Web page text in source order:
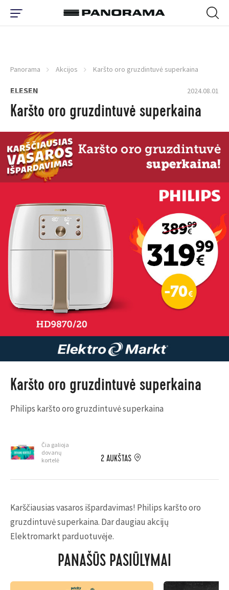
Panorama Akcijos Karšto oro gruzdintuvė superkaina
ELESEN 2024.08.01
Karšto oro gruzdintuvė superkaina
Karšto oro gruzdintuvė superkaina
Philips karšto oro gruzdintuvė superkaina
Čia galioja
dovanų
kortelė
2 AUKŠTAS
Karščiausias vasaros išpardavimas! Philips karšto oro
gruzdintuvė superkaina. Dar daugiau akcijų
Elektromarkt parduotuvėje.
PANAŠŪS PASIŪLYMAI